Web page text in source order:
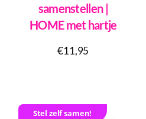
samenstellen |
HOME met hartje
€11,95
Stel zelf samen!